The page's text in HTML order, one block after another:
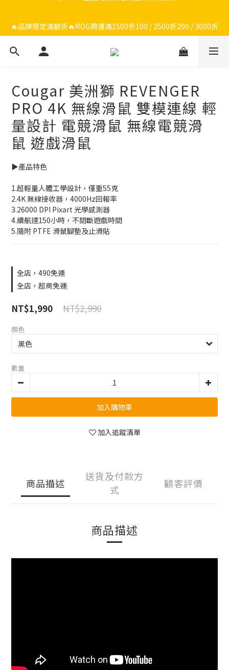
300
300
🔥品牌加碼滿額折🔥Razer周邊滿1500折100 / 2500折200 / 3000
ROG/Razer 全館電競椅會員登錄再現折$300
🔥品牌限定滿額折🔥ROG周邊滿1500折100 / 2500折200 / 3000折
300
Cougar 美洲獅 REVENGER
PRO 4K 無線滑鼠 雙模連線 輕
量設計 電競滑鼠 無線電競滑
鼠 遊戲滑鼠
▶️產品特色
1.超輕量人體工學設計，僅重55克
2.4K 無線接收器，4000Hz回報率
3.26000 DPI Pixart 光學感測器
4.續航達150小時，不間斷遊戲時間
5.隨附 PTFE 滑鼠腳墊及止滑貼
全店，490免運
全店，超商免運
NT$2,990
NT$1,990
顏色
數量
加入購物車
加入追蹤清單
商品描述
送貨及付款方
式
顧客評價
商品描述